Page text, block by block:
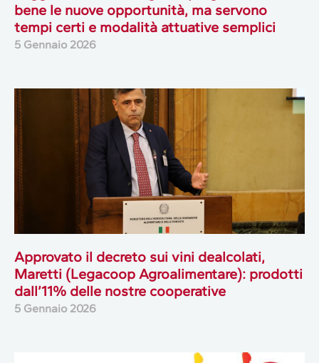
bene le nuove opportunità, ma servono
tempi certi e modalità attuative semplici
5 Gennaio 2026
Approvato il decreto sui vini dealcolati,
Maretti (Legacoop Agroalimentare): prodotti
dall’11% delle nostre cooperative
5 Gennaio 2026